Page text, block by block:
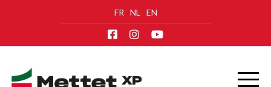
FR NL EN